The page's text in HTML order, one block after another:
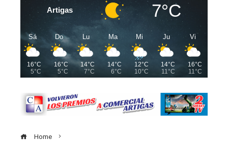
Artigas 7°C
Sá
16°C
5°C
Do
16°C
5°C
Lu
14°C
7°C
Ma
14°C
6°C
Mi
12°C
10°C
Ju
14°C
11°C
Vi
16°C
11°C
Home